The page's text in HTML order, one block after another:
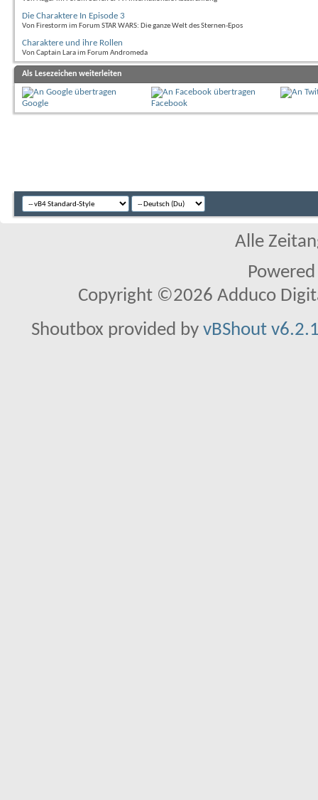
Die Charaktere In Episode 3
Von Firestorm im Forum STAR WARS: Die ganze Welt des Sternen-Epos
Charaktere und ihre Rollen
Von Captain Lara im Forum Andromeda
Als Lesezeichen weiterleiten
Google Facebook
Alle
Copyright ©2026 Adduco
Shoutbox provided by vBShout